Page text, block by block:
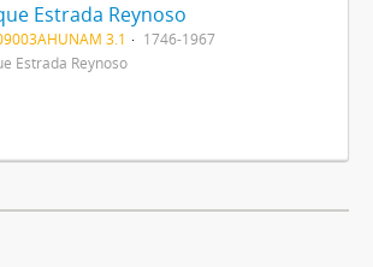
Estrada Reynoso
3.1
1746-1967
Estrada Reynoso